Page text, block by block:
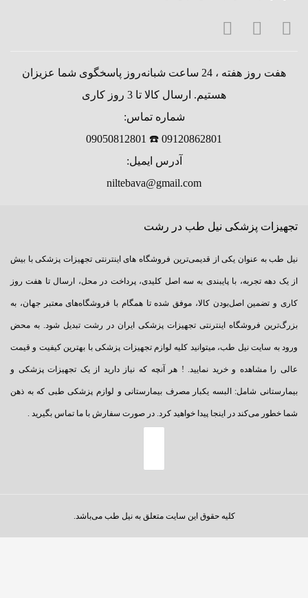
هفت روز هفته ، 24 ساعت شبانه‌روز پاسخگوی شما عزیزان
هستیم. ارسال کالا تا 3 روز کاری
شماره تماس:
09120862801 ☎️ 09050812801
آدرس ایمیل:
niltebava@gmail.com
تجهیزات پزشکی نیل طب در رشت
نیل طب به عنوان یکی از قدیمی‌ترین فروشگاه های اینترنتی تجهیزات پزشکی با بیش
از یک دهه تجربه، با پایبندی به سه اصل کلیدی، پرداخت در محل، ارسال تا هفت روز
کاری و تضمین اصل‌بودن کالا، موفق شده تا همگام با فروشگاه‌های معتبر جهان، به
بزرگ‌ترین فروشگاه اینترنتی تجهیزات پزشکی ایران در رشت تبدیل شود. به محض
ورود به سایت نیل طب، میتوانید کلیه لوازم تجهیزات پزشکی با بهترین کیفیت و قیمت
عالی را مشاهده و خرید نمایید. ! هر آنچه که نیاز دارید از یک تجهیزات پزشکی و
بیمارستانی شامل: البسه یکبار مصرف بیمارستانی و لوازم پزشکی طبی که به ذهن
شما خطور می‌کند در اینجا پیدا خواهید کرد. در صورت سفارش با ما تماس بگیرید .
کلیه حقوق این سایت متعلق به نیل طب می‌باشد.